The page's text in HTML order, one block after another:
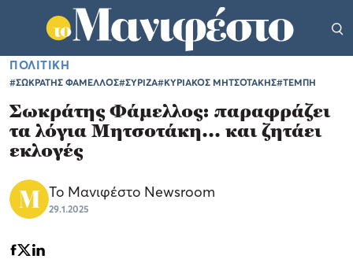
ΠΟΛΙΤΙΚΗ
#ΣΩΚΡΑΤΗΣ ΦΑΜΕΛΛΟΣ#ΣΥΡΙΖΑ#ΚΥΡΙΑΚΟΣ ΜΗΤΣΟΤΑΚΗΣ#ΤΕΜΠΗ
Σωκράτης Φάμελλος: παραφράζει
τα λόγια Μητσοτάκη... και ζητάει
εκλογές
Το Μανιφέστο Newsroom
29.1.2025